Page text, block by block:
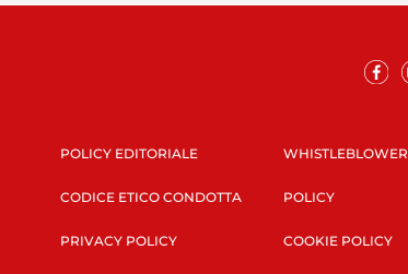
POLICY EDITORIALE
CODICE ETICO CONDOTTA
PRIVACY POLICY
WHISTLEBLOWER
POLICY
COOKIE POLICY